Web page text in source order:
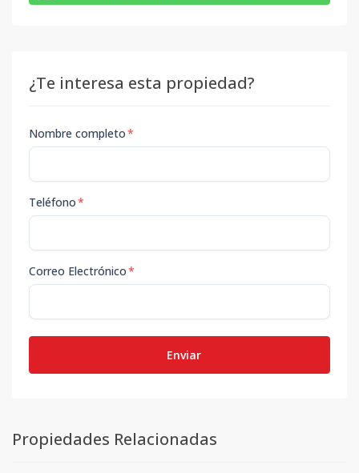
¿Te interesa esta propiedad?
Nombre completo*
Teléfono*
Correo Electrónico*
Enviar
Propiedades Relacionadas